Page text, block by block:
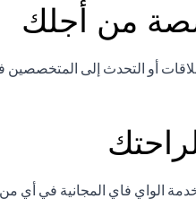
من أجلك
أو التحدث إلى
الواي فاي المجانية في أي من